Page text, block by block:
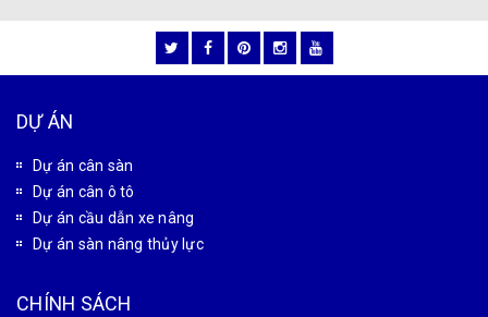
DỰ ÁN
Dự án cân sàn
Dự án cân ô tô
Dự án cầu dẫn xe nâng
Dự án sàn nâng thủy lực
CHÍNH SÁCH